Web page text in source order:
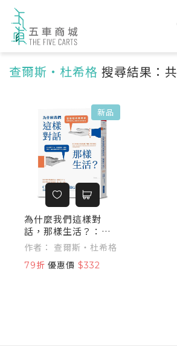
查爾斯・杜希格 搜尋結果：共
新品
為什麼我們這樣對
話，那樣生活？：當
個超級溝通者，解鎖
與他人連結的祕密語
言
作者： 查爾斯・杜希格
79折 優惠價 $332